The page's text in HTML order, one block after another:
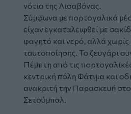
νότια της Λισαβόνας.
Σύμφωνα με πορτογαλικά
είχαν εγκαταλειφθεί με
φαγητό και νερό, αλλά
ταυτοποίησης. Το ζευγάρι
Πέμπτη από τις
κεντρική πόλη Φάτιμα και
ανακριτή την Παρασκευή
Σετούμπαλ.